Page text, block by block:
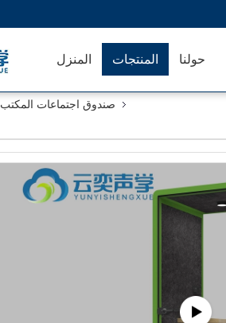
المنزل المنتجات حولنا
صندوق اجتماعات المكتب